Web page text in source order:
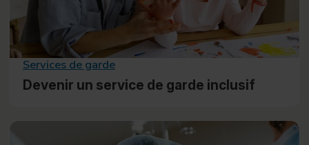
Services de garde
Devenir un service de garde inclusif